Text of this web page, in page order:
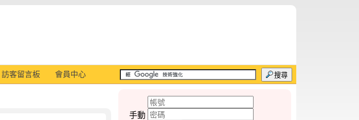
訪客留言板 會員中心 搜尋
手動